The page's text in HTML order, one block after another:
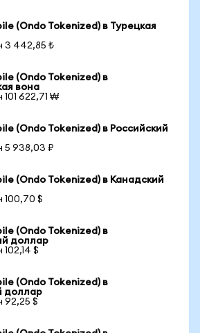
(Ondo Tokenized) в Турецкая
3 442,85 ₺
(Ondo Tokenized) в
вона
101 622,71 ₩
(Ondo Tokenized) в Российский
5 938,03 ₽
(Ondo Tokenized) в Канадский
100,70 $
(Ondo Tokenized) в
доллар
102,14 $
(Ondo Tokenized) в
доллар
92,25 $